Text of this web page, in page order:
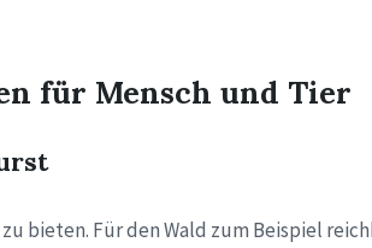
für Mensch und Tier
bieten. Für den Wald zum Beispiel